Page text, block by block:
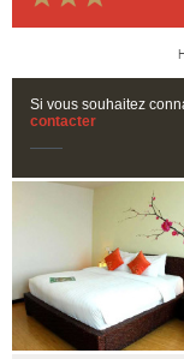
Si vous souhaitez
contacter